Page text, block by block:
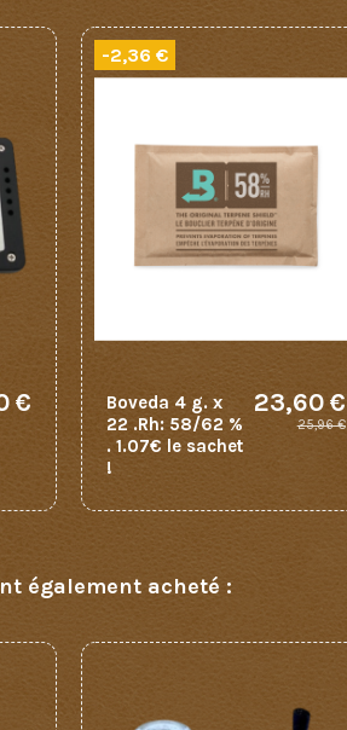
€
-2,36 €
Boveda 4 g. x
22 .Rh: 58/62 %
. 1.07€ le sachet
!
23,60 €
25,96 €
également acheté :